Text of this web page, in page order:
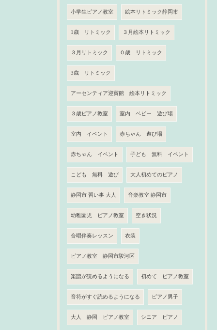
小学生ピアノ教室 絵本リトミック静岡市
1歳 リトミック ３月絵本リトミック
３月リトミック ０歳 リトミック
3歳 リトミック
アーセンティア迎賓館 絵本リトミック
３歳ピアノ教室 室内 ベビー 遊び場
室内 イベント 赤ちゃん 遊び場
赤ちゃん イベント 子ども 無料 イベント
こども 無料 遊び 大人初めてのピアノ
静岡市 習い事 大人 音楽教室 静岡市
幼稚園児 ピアノ教室 空き状況
合唱伴奏レッスン 衣装
ピアノ教室 静岡市駿河区
楽譜が読めるようになる 初めて ピアノ教室
音符がすぐ読めるようになる ピアノ男子
大人 静岡 ピアノ教室 シニア ピアノ